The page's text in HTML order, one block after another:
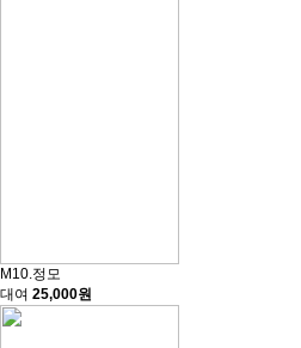
M10.정모
대여 25,000원